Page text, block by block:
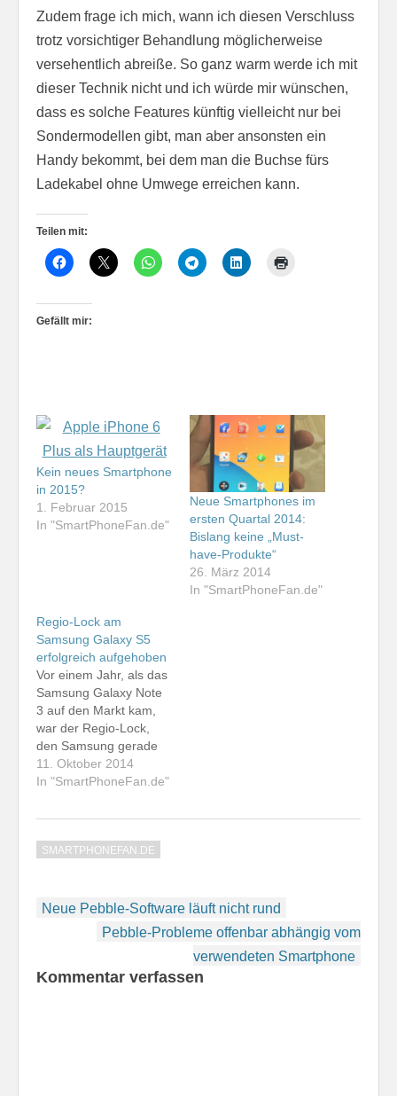
Zudem frage ich mich, wann ich diesen Verschluss
trotz vorsichtiger Behandlung möglicherweise
versehentlich abreiße. So ganz warm werde ich mit
dieser Technik nicht und ich würde mir wünschen,
dass es solche Features künftig vielleicht nur bei
Sondermodellen gibt, man aber ansonsten ein
Handy bekommt, bei dem man die Buchse fürs
Ladekabel ohne Umwege erreichen kann.
Teilen mit:
Gefällt mir:
Kein neues Smartphone
in 2015?
1. Februar 2015
In "SmartPhoneFan.de"
Neue Smartphones im
ersten Quartal 2014:
Bislang keine „Must-
have-Produkte“
26. März 2014
In "SmartPhoneFan.de"
Regio-Lock am
Samsung Galaxy S5
erfolgreich aufgehoben
Vor einem Jahr, als das
Samsung Galaxy Note
3 auf den Markt kam,
war der Regio-Lock,
den Samsung gerade
neu eingeführt hatte,
das große Thema. Auch
Samsung Galaxy S5
Aufkleber, der über
Aufkleber besagt, dass
11. Oktober 2014
In "SmartPhoneFan.de"
SMARTPHONEFAN.DE
Beitragsnavigation
Neue Pebble-Software läuft nicht rund
Pebble-Probleme offenbar abhängig vom
verwendeten Smartphone
Kommentar verfassen